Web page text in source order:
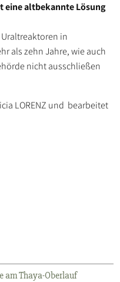
eine altbekannte Lösung
in
als zehn Jahre, wie auch
nicht ausschließen
LORENZ und bearbeitet
am Thaya-Oberlauf